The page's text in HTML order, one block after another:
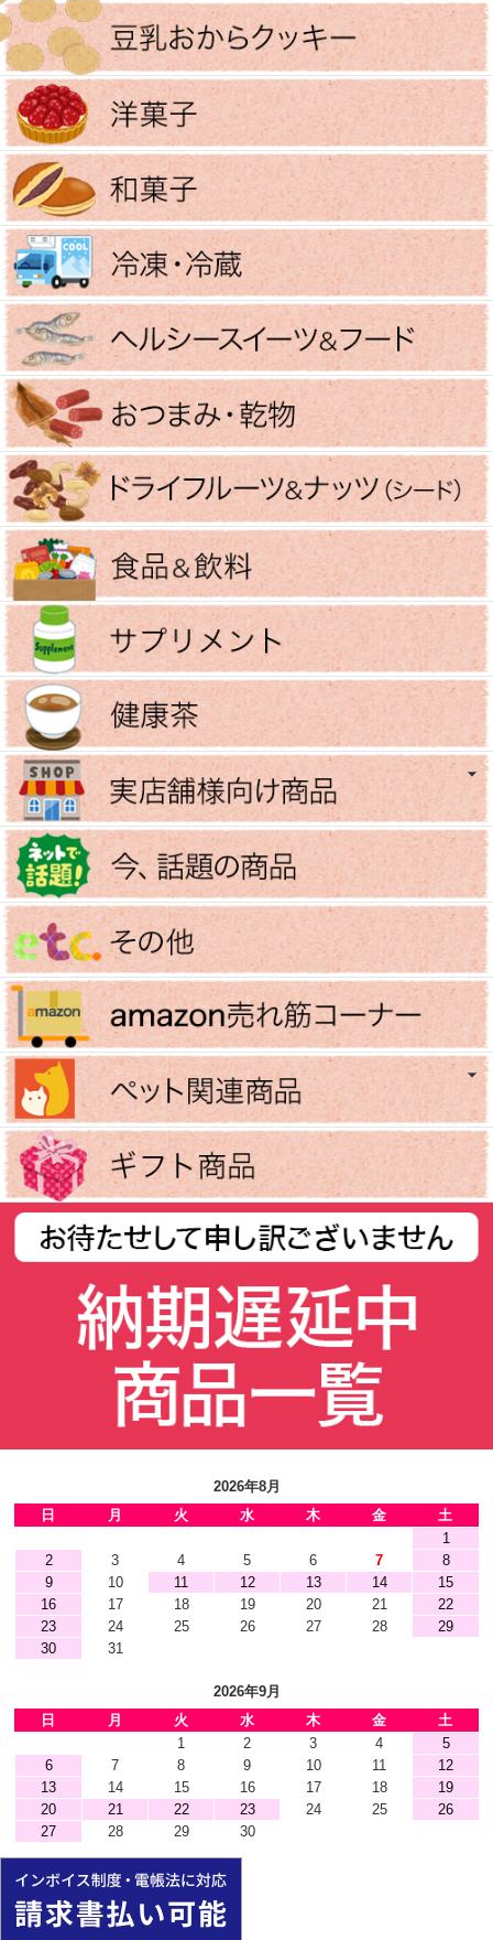
2026年8月
日
月 火 水 木 金
土
1
2
3 4 5 6 7
8
9
10 11 12 13 14
15
16
17 18 19 20 21
22
23
24 25 26 27 28
29
30
31
2026年9月
日
月 火 水 木 金
土
1
2 3 4
5
6
7 8 9 10 11
12
13
14 15 16 17 18
19
20
21 22 23 24 25
26
27
28 29 30